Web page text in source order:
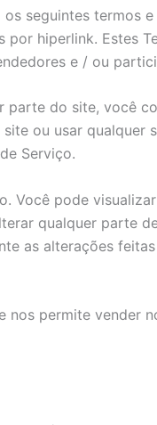
seguintes termos
por hiperlink. Estes
e / ou
parte do site, você
ou usar qualquer
Serviço.
Você pode
qualquer parte
as alterações
nos permite vender